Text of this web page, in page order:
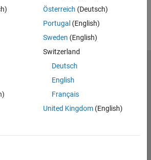
Österreich (Deutsch)
Portugal (English)
Sweden (English)
Switzerland
Deutsch
English
Français
United Kingdom(English)
and science